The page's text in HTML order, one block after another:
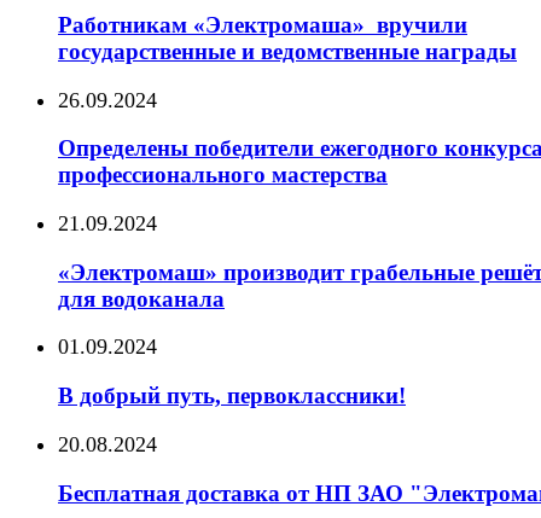
Работникам «Электромаша» вручили
государственные и ведомственные награды
26.09.2024
Определены победители ежегодного
профессионального мастерства
21.09.2024
«Электромаш» производит грабельные
для водоканала
01.09.2024
В добрый путь, первоклассники!
20.08.2024
Бесплатная доставка от НП ЗАО